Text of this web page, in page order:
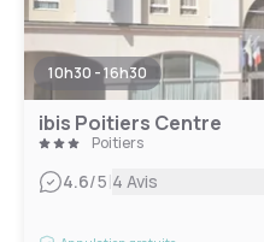
10h30 - 16h30
ibis Poitiers Centre
Poitiers
4.6/5|4 Avis